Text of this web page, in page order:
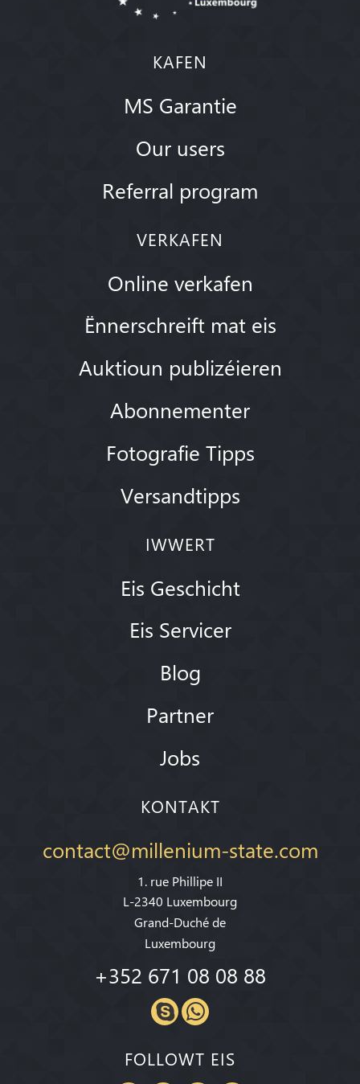
KAFEN
MS Garantie
Our users
Referral program
VERKAFEN
Online verkafen
Ënnerschreift mat eis
Auktioun publizéieren
Abonnementer
Fotografie Tipps
Versandtipps
IWWERT
Eis Geschicht
Eis Servicer
Blog
Partner
Jobs
KONTAKT
contact@millenium-state.com
1. rue Phillipe II
L-2340 Luxembourg
Grand-Duché de
Luxembourg
+352 671 08 08 88
FOLLOWT EIS